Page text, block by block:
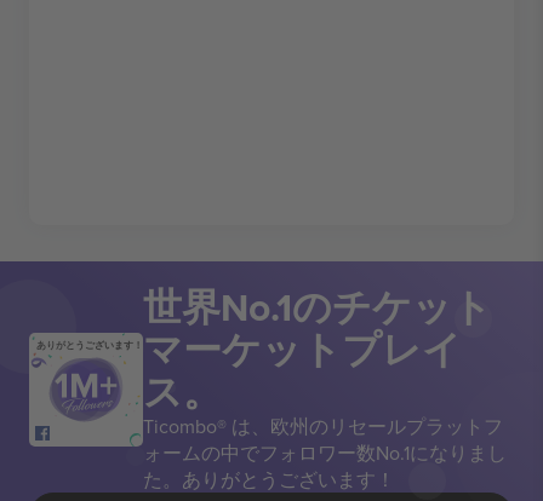
ありがとうございます！
世界No.1のチケット
マーケットプレイ
ス。
Ticombo® は、欧州のリセールプラットフ
ォームの中でフォロワー数No.1になりまし
た。ありがとうございます！